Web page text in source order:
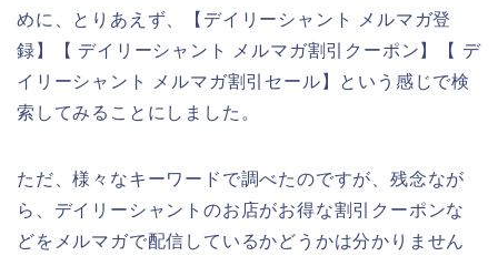
めに、とりあえず、【デイリーシャント メルマガ登
録】【 デイリーシャント メルマガ割引クーポン】【 デ
イリーシャント メルマガ割引セール】という感じで検
索してみることにしました。
ただ、様々なキーワードで調べたのですが、残念なが
ら、デイリーシャントのお店がお得な割引クーポンな
どをメルマガで配信しているかどうかは分かりません